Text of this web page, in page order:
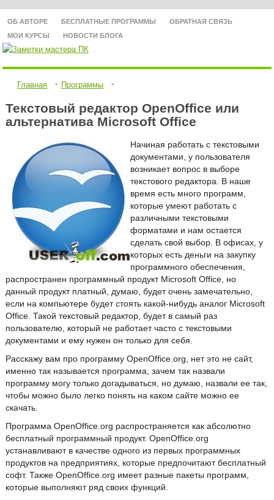
ОБ АВТОРЕ БЕСПЛАТНЫЕ ПРОГРАММЫ
ОБРАТНАЯ СВЯЗЬ
МОИ КУРСЫ
НОВОСТИ БЛОГА
КОМПЬЮТЕРЫ
Главная Программы
Текстовый редактор OpenOffice или
альтернатива Microsoft Office
Начиная работать с текстовыми
документами, у пользователя
возникает вопрос в выборе
текстового редактора. В наше
время есть много программ,
которые умеют работать с
различными текстовыми
форматами и нам остается
сделать свой выбор. В офисах, у
которых есть деньги на закупку
программного обеспечения,
распространен программный продукт Microsoft Office, но
данный продукт платный, думаю, будет очень замечательно,
если на компьютере будет стоять какой-нибудь аналог Microsoft
Office. Такой текстовый редактор, будет в самый раз
пользователю, который не работает часто с текстовыми
документами и ему нужен он только для себя.
Расскажу вам про программу OpenOffice.org, нет это не сайт,
именно так называется программа, зачем так назвали
программу могу только догадываться, но думаю, назвали ее так,
чтобы можно было легко понять на каком сайте можно ее
скачать.
Программа OpenOffice.org распространяется как абсолютно
бесплатный программный продукт. OpenOffice.org
устанавливают в качестве одного из первых программных
продуктов на предприятиях, которые предпочитают бесплатный
софт. Также OpenOffice.org имеет разные пакеты программ,
которые выполняют ряд своих функций.